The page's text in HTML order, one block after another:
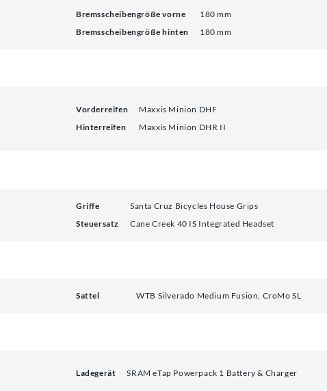
Bremsscheibengröße vorne
180 mm
Bremsscheibengröße hinten
180 mm
Vorderreifen
Maxxis Minion DHF
Hinterreifen
Maxxis Minion DHR II
Griffe
Santa Cruz Bicycles House Grips
Steuersatz
Cane Creek 40 IS Integrated Headset
Sattel WTB Silverado Medium Fusion, CroMo SL
Ladegerät SRAM eTap Powerpack 1 Battery & Charger